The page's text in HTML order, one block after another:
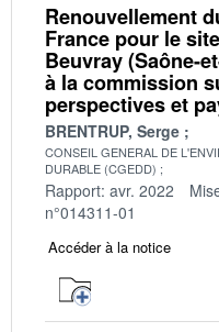
Renouvellement
France pour le
Beuvray (Saône-
à la commission
perspectives et
BRENTRUP, Serge
CONSEIL GENERAL DE
DURABLE (CGEDD)
Rapport: avr. 2022
n°014311-01
Accéder à la notice